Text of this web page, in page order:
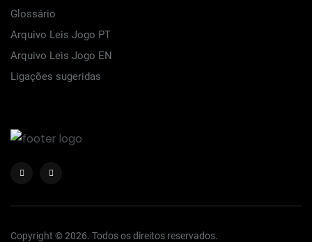
Glossário
Arquivo Leis Jogo PT
Arquivo Leis Jogo EN
Ligações sugeridas
Copyright © 2026. Todos os direitos reservados.